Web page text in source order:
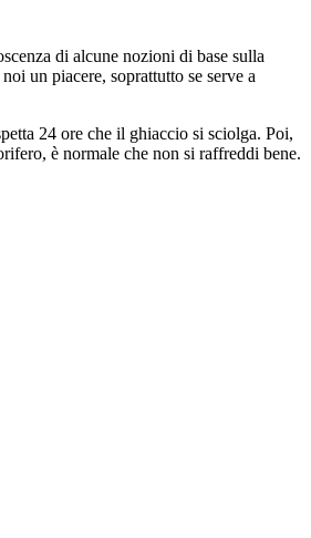
di alcune nozioni di base sulla
un piacere, soprattutto se serve a
24 ore che il ghiaccio si sciolga. Poi,
è normale che non si raffreddi bene.